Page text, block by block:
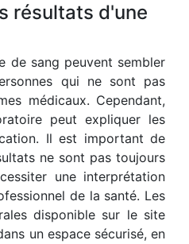
résultats d'une
de sang peuvent sembler
qui ne sont pas
médicaux. Cependant,
peut expliquer les
Il est important de
ne sont pas toujours
une interprétation
de la santé. Les
disponible sur le site
un espace sécurisé, en